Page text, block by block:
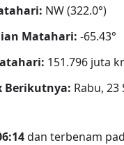
NW (322.0°)
Matahari: -65.43°
151.796 juta
Berikutnya: Rabu,
dan terbenam